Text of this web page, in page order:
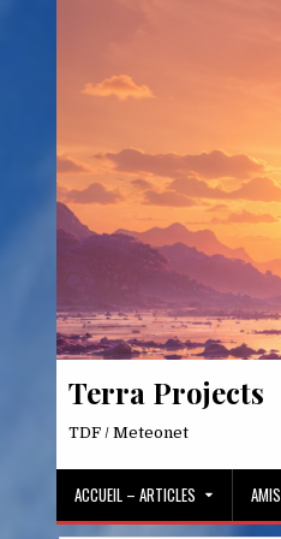
Terra Projects
TDF / Meteonet
ACCUEIL – ARTICLES AMIS